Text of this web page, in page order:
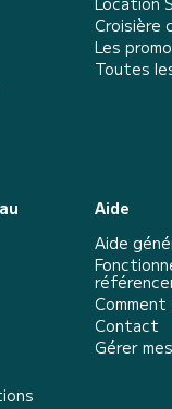
Croisière
Les
Toutes
Aide
Aide
Comment
Contact
Gérer